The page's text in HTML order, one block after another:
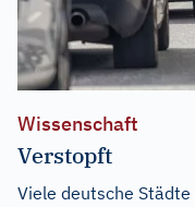
Wissenschaft
Verstopft
Viele deutsche